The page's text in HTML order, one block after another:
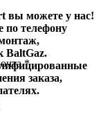
*
вы можете у нас!
по телефону
BaltGaz.
заказа,